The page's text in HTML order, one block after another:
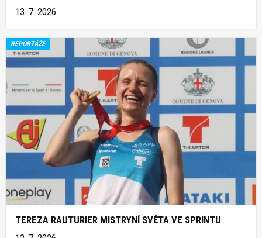
13. 7. 2026
REPORTÁŽE
TEREZA RAUTURIER MISTRYNÍ SVĚTA VE SPRINTU